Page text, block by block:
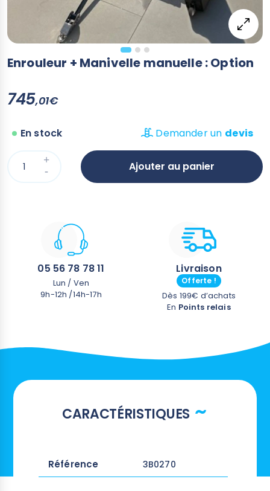
Enrouleur + Manivelle manuelle : Option
745,01€
En stock Demander un devis
Ajouter au panier
05 56 78 78 11
Lun / Ven
9h-12h /14h-17h
Livraison
Offerte !
Dès 199€ d’achats
En Points relais
CARACTÉRISTIQUES
Référence 3B0270